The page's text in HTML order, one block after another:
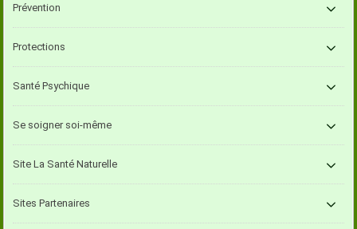
Prévention
Protections
Santé Psychique
Se soigner soi-même
Site La Santé Naturelle
Sites Partenaires